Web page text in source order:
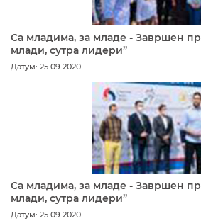
Са младима, за младе - Завршен
млади, сутра лидери”
Датум: 25.09.2020
Са младима, за младе - Завршен
млади, сутра лидери”
Датум: 25.09.2020